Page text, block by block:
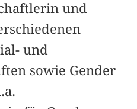
und
und
sowie Gender